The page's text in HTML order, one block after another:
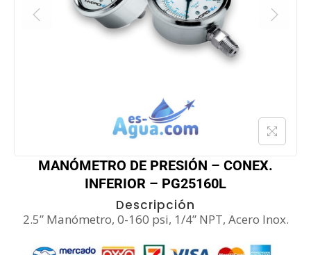
MANÓMETRO DE PRESIÓN – CONEX.
INFERIOR – PG25160L
Descripción
2.5” Manómetro, 0-160 psi, 1/4” NPT, Acero Inox.